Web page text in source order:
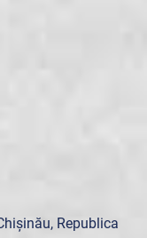
Republica